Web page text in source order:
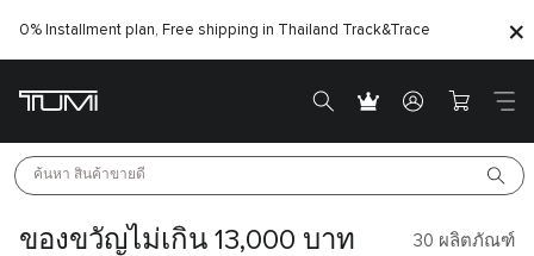
0% Installment plan, Free shipping in Thailand Track&Trace
ค้นหา สินค้าขายดี
ของขวัญไม่เกิน 13,000 บาท 30 ผลิตภัณฑ์